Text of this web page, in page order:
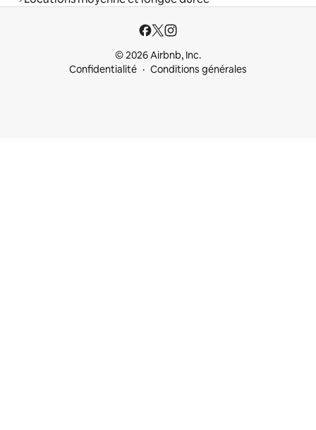
© 2026 Airbnb, Inc.
Confidentialité
Conditions générales